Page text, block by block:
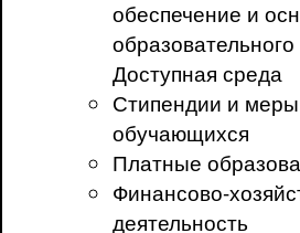
обеспечение и
Доступная среда
Стипендии и
обучающихся
Платные
Финансово-
деятельность